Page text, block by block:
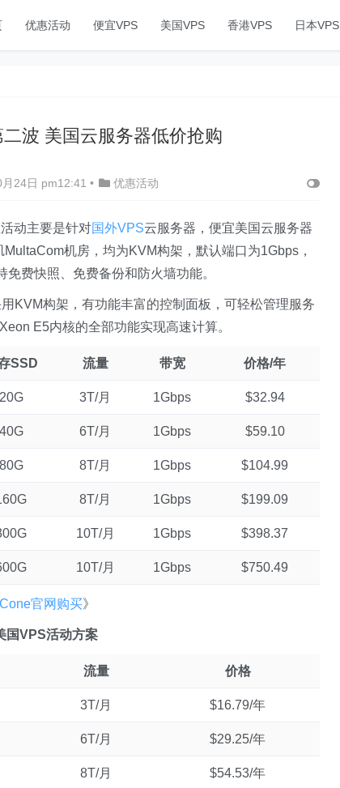
优惠活动 便宜VPS 美国VPS 香港VPS 日本VPS
波 美国云服务器低价抢购
24日 pm12:41 • 优惠活动
动主要是针对国外VPS云服务器，便宜美国云服务器
机房，均为KVM构架，默认端口为1Gbps，
费快照、免费备份和防火墙功能。
KVM构架，有功能丰富的控制面板，可轻松管理服务
E5内核的全部功能实现高速计算。
SSD 流量 带宽 价格/年
20G 3T/月 1Gbps $32.94
40G 6T/月 1Gbps $59.10
80G 8T/月 1Gbps $104.99
8T/月 1Gbps $199.09
10T/月 1Gbps $398.37
10T/月 1Gbps $750.49
官网购买》
国VPS活动方案
流量 价格
3T/月 $16.79/年
6T/月 $29.25/年
8T/月 $54.53/年